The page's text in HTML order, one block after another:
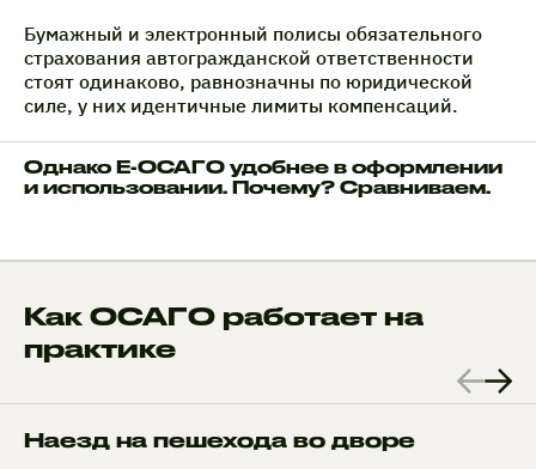
Бумажный и электронный полисы обязательного
страхования автогражданской ответственности
стоят одинаково, равнозначны по юридической
силе, у них идентичные лимиты компенсаций.
Однако Е-ОСАГО удобнее в оформлении
и использовании. Почему? Сравниваем.
Как ОСАГО работает на
практике
Наезд на пешехода во дворе